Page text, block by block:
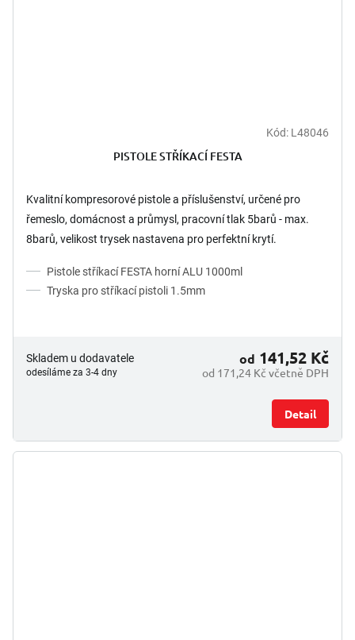
Kód: L48046
PISTOLE STŘÍKACÍ FESTA
Kvalitní kompresorové pistole a příslušenství, určené pro
řemeslo, domácnost a průmysl, pracovní tlak 5barů - max.
8barů, velikost trysek nastavena pro perfektní krytí.
Pistole stříkací FESTA horní ALU 1000ml
Tryska pro stříkací pistoli 1.5mm
Skladem u dodavatele
odesíláme za 3-4 dny od 171,24 Kč včetně DPH
od 141,52 Kč
Detail